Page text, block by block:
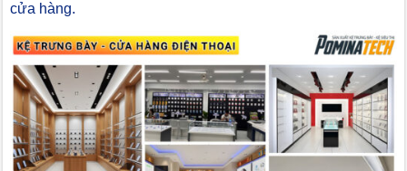
cửa hàng.